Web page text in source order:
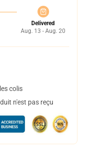
Delivered
Aug. 13 - Aug. 20
colis
n'est pas reçu